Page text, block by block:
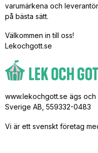
varumärkena och
på bästa sätt.
Välkommen in till oss!
Lekochgott.se
www.lekochgott.se ägs
Sverige AB, 559332-0483
Vi är ett svenskt företag